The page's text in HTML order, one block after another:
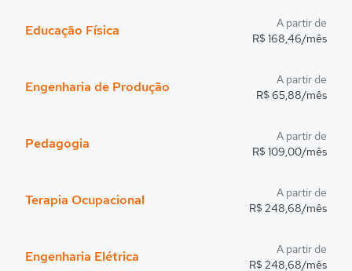
Educação Física
A partir de
R$ 168,46/mês
Engenharia de Produção
A partir de
R$ 65,88/mês
Pedagogia
A partir de
R$ 109,00/mês
Terapia Ocupacional
A partir de
R$ 248,68/mês
Engenharia Elétrica
A partir de
R$ 248,68/mês